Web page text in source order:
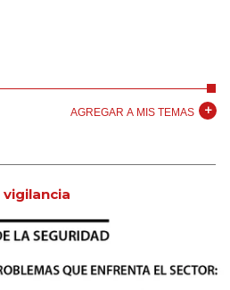
AGREGAR A MIS TEMAS
vigilancia